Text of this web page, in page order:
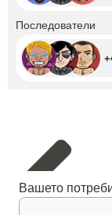
Последователи
Вашето